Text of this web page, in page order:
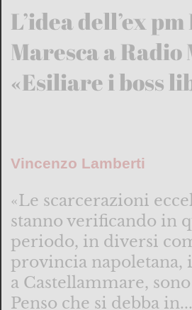
L’idea dell’ex
Maresca a
«Esiliare i boss
Vincenzo Lamberti
«Le scarcerazioni
stanno verificando in
periodo, in diversi
provincia napoletana,
a Castellammare,
Penso che si debba in...